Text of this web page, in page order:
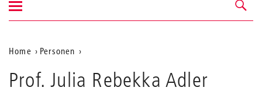
Navigation &
Suche
Navigation
ein-/ausblenden
Aktuelle
Position
auf
Home
Personen
Prof. Julia Rebekka Adler